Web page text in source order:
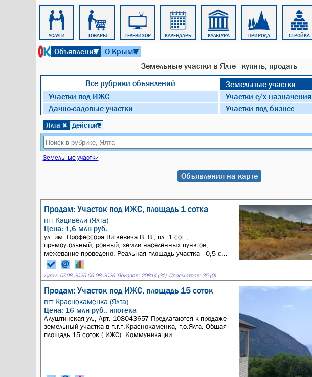
УСЛУГИ ТОВАРЫ ТЕЛЕВИЗОР КАЛЕНДАРЬ КУЛЬТУРА ПРИРОДА СТРОЙКА
Объявления
▼ О Крыме
▼
Земельные участки в Ялте - купить, продать
Все рубрики объявлений
Земельные участки
Участки под ИЖC
Дачно-садовые участки
Участки с/х назначения
Участки под бизнес
Ялта ✖ Действие
▼
Земельные участки
Объявления на карте
Продам: Участок под ИЖС, площадь 1 сотка
пгт Кацивели (Ялта)
Цена: 1,6 млн руб.
ул. им. Профессора Виткевича В. В., пл. 1 сот.,
прямоугольный, ровный, земли населенных пунктов,
межевание проведено, Реальная площадь участка - 0,5 с...
Даты: 07.08.2025-06.08.2026 Показов: 20814 (31) Просмотров: 35 (0)
Продам: Участок под ИЖС, площадь 15 соток
пгт Краснокаменка (Ялта)
Цена: 16 млн руб., ипотека
Алуштинская ул., Арт. 108043657 Предлагаются к продаже
земельный участка в п.г.т.Краснокаменка, г.о.Ялта. Общая
площадь 15 соток ( ИЖС). Коммуникации...